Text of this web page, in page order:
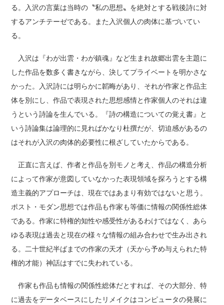
る。入沢の言葉は当時の〝私の思想〟を絶対とする戦後詩に対
するアンチテーゼである。また入沢個人の肉体に基づいてい
る。
入沢は『わが出雲・わが鎮魂』など生まれ故郷出雲を主題に
した作品を数多く書きながら、決してプライベートを明かさな
かった。入沢詩には明らかに韜晦があり、それが作家と作品主
体を別にし、作品で表現された思想感情と作家個人のそれは違
うという詩論を生んでいる。『詩の構造についての覚え書』と
いう詩論集は論理的に見ればかなり杜撰だが、切迫感があるの
はそれが入沢の肉体的必要性に根ざしていたからである。
正直に言えば、作者と作品を別モノと考え、作品の構造分析
によって作家が意図していなかった表現領域を探ろうとする構
造主義的アプローチは、現在ではあまり有効ではないと思う。
ポスト・モダン思想では作品も作家も等価に情報の関係性総体
である。作家に特権的知性や感受性があるわけではなく、あら
ゆる表現は過去と現在の様々な情報の組み合わせで生み出され
る。二十世紀半ばまでの作家の天才（天から予め与えられた特
権的才能）神話はすでに失われている。
作家も作品も情報の関係性総体だとすれば、その大部分、特
に過去をデータベースにしたリメイクはコンピュータの発展に